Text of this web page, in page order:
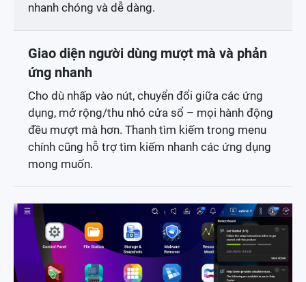
nhanh chóng và dễ dàng.
Giao diện người dùng mượt mà và phản
ứng nhanh
Cho dù nhấp vào nút, chuyển đổi giữa các ứng
dụng, mở rộng/thu nhỏ cửa sổ – mọi hành động
đều mượt mà hơn. Thanh tìm kiếm trong menu
chính cũng hỗ trợ tìm kiếm nhanh các ứng dụng
mong muốn.